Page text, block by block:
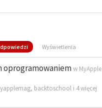
Wyświetlenia
oprogramowaniemw MyApple
, backtoschool i 4 więcej